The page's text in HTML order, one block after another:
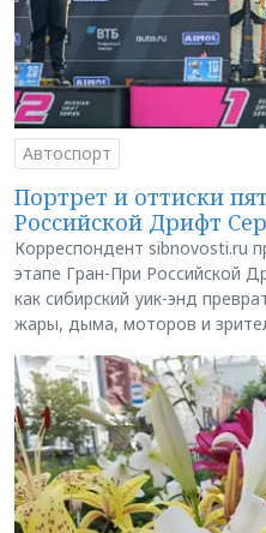
Автоспорт
Портрет и оттиски
Российской Дрифт
Корреспондент sibnovosti.ru
этапе Гран-При Российской
как сибирский уик-энд
жары, дыма, моторов и